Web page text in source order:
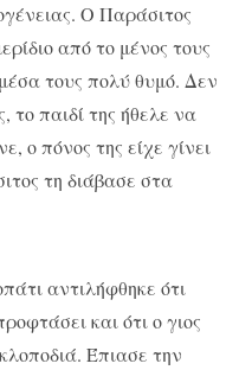
Ο Παράσιτος
από το μένος τους
τους πολύ θυμό. Δεν
το παιδί της ήθελε να
ο πόνος της είχε γίνει
τη διάβασε στα
αντιλήφθηκε ότι
και ότι ο γιος
Έπιασε την